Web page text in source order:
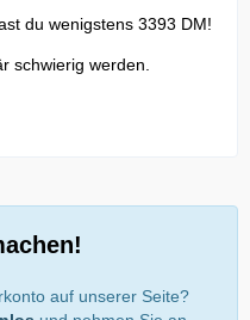
du wenigstens 3393 DM!
schwierig werden.
auf unserer Seite?